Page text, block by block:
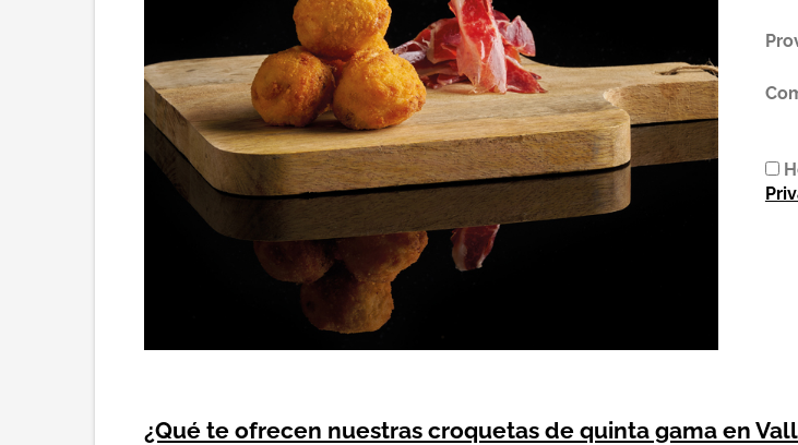
¿Qué te ofrecen nuestras croquetas de quinta gama en